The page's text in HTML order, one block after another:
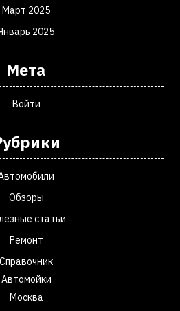
Март 2025
2025
Мета
Войти
Обзоры
статьи
Ремонт
Справочник
Автомойки
Москва